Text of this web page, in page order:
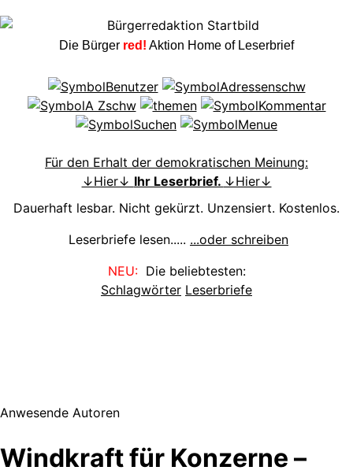
Die Bürger red! Aktion Home of Leserbrief
Für den Erhalt der demokratischen Meinung:
↓Hier↓ Ihr Leserbrief. ↓Hier↓
Dauerhaft lesbar. Nicht gekürzt. Unzensiert. Kostenlos.
Leserbriefe lesen..... ...oder schreiben
NEU:Die beliebtesten:
Schlagwörter Leserbriefe
Anwesende Autoren
Windkraft für Konzerne –